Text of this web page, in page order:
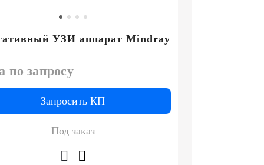
УЗИ аппарат Mindray
по запросу
Запросить КП
Под заказ